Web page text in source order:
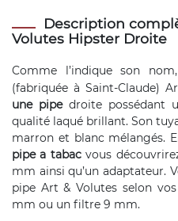
Description
Volutes Hipster Droite
Comme l’indique son nom,
(fabriquée à Saint-Claude)
une pipedroite possédant
qualité laqué brillant. Son
marron et blanc mélangés.
pipe a tabacvous
mm ainsi qu’un adaptateur.
pipe Art & Volutes selon
mm ou un filtre 9 mm.